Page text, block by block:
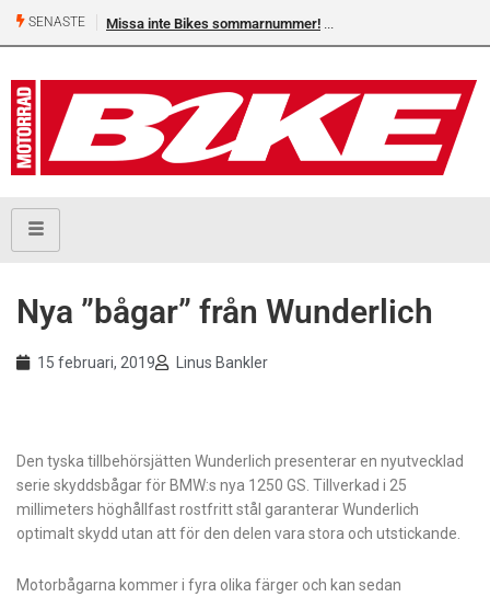
SENASTE Missa inte Bikes sommarnummer!
Nya ”bågar” från Wunderlich
15 februari, 2019 Linus Bankler
Den tyska tillbehörsjätten Wunderlich presenterar en nyutvecklad
serie skyddsbågarför BMW:s nya 1250 GS. Tillverkad i 25
millimeters höghållfast rostfritt stål garanterar Wunderlich
optimalt skydd utan att för den delen vara stora och utstickande.
Motorbågarna kommer i fyra olika färger och kan sedan